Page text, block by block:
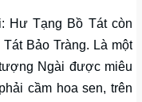
Hư Tạng Bồ Tát còn
Bảo Tràng. Là một
Ngài được miêu
cầm hoa sen, trên